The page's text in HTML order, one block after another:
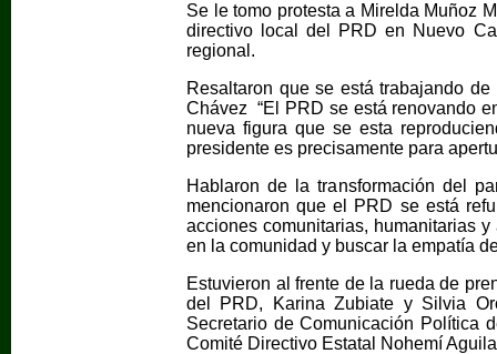
Se le tomo protesta a Mirelda Muñoz
directivo local del PRD en Nuevo
regional.
Resaltaron que se está trabajando
Chávez “El PRD se está renovando
nueva figura que se esta
presidente es precisamente para
Hablaron de la transformación del
mencionaron que el PRD se está
acciones comunitarias, humanitarias
en la comunidad y buscar la empatía
Estuvieron al frente de la rueda de
del PRD, Karina Zubiate y Silvia
Secretario de Comunicación Política
Comité Directivo Estatal Nohemí